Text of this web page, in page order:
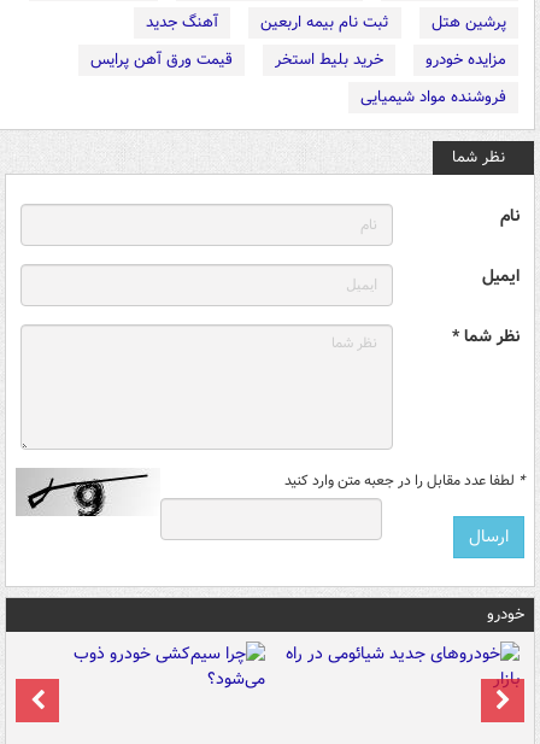
پرشین هتل
ثبت نام بیمه اربعین
آهنگ جدید
مزایده خودرو
خرید بلیط استخر
قیمت ورق آهن پرایس
فروشنده مواد شیمیایی
نظر شما
نام
ایمیل
نظر شما *
* لطفا عدد مقابل را در جعبه متن وارد کنید
خودرو